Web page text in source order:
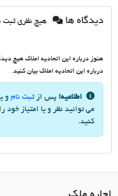
دیدگاه ها هیچ نظری
هنوز درباره این اتحادیه املاک هیچ
درباره این اتحادیه املاک بیان کنید.
اطلاعیه! پس ازثبت نام و
می توانید نظر و یا امتیاز خود
کنید.